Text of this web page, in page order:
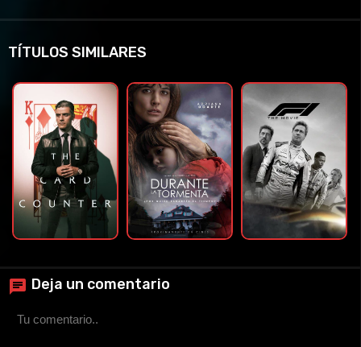
TÍTULOS SIMILARES
Deja un comentario